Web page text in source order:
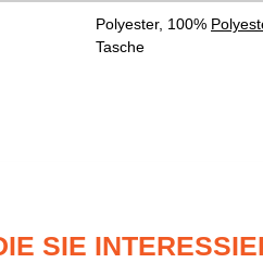
Polyester, 100%
Tasche
SIE